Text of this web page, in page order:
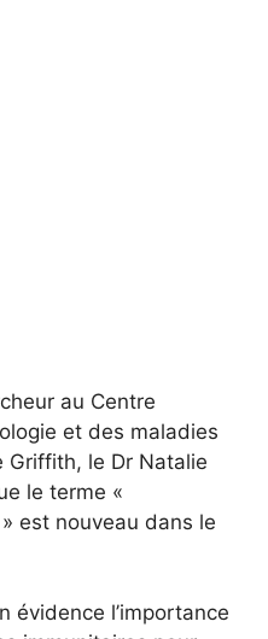
au Centre
et des maladies
Griffith, le Dr Natalie
le terme «
est nouveau dans le
évidence l’importance